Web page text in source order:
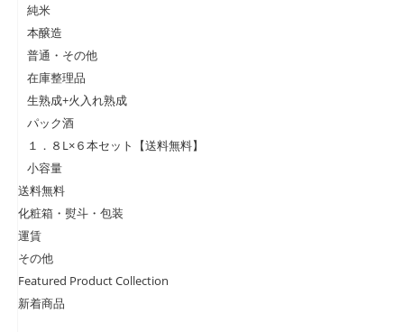
純米
本醸造
普通・その他
在庫整理品
生熟成+火入れ熟成
パック酒
１．８L×６本セット【送料無料】
小容量
送料無料
化粧箱・熨斗・包装
運賃
その他
Featured Product Collection
新着商品